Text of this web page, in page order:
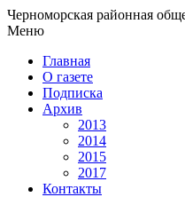
Черноморская районная
Меню
Главная
О газете
Подписка
Архив
2013
2014
2015
2017
Контакты